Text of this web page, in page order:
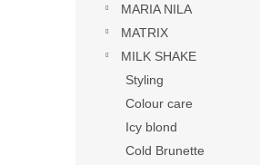
MARIA NILA
MATRIX
MILK SHAKE
Styling
Colour care
Icy blond
Cold Brunette